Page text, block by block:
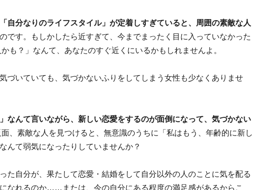
自分なりのライフスタイル」が定着しすぎていると、周囲の素敵な人
のです。もしかしたら近すぎて、今までまったく目に入っていなかった
も？」なんて、あなたのすぐ近くにいるかもしれませんよ。
づいていても、気づかないふりをしてしまう女性も少なくありませ
なんて言いながら、新しい恋愛をするのが面倒になって、気づかない
面、素敵な人を見つけると、無意識のうちに「私はもう、年齢的に新し
んて弱気になったりしていませんか？
た自分が、果たして恋愛・結婚をして自分以外の人のことに気を配る
なれるのか……または、今の自分にある程度の満足感があるからこ